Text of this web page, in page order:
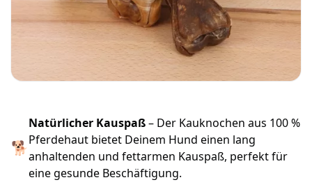
🐕
Natürlicher Kauspaß– Der Kauknochen aus 100 %
Pferdehaut bietet Deinem Hund einen lang
anhaltenden und fettarmen Kauspaß, perfekt für
eine gesunde Beschäftigung.